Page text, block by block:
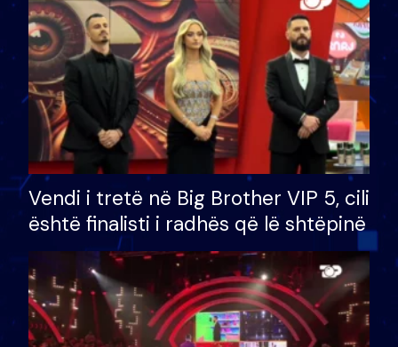
Vendi i tretë në Big Brother VIP 5, cili
është finalisti i radhës që lë shtëpinë